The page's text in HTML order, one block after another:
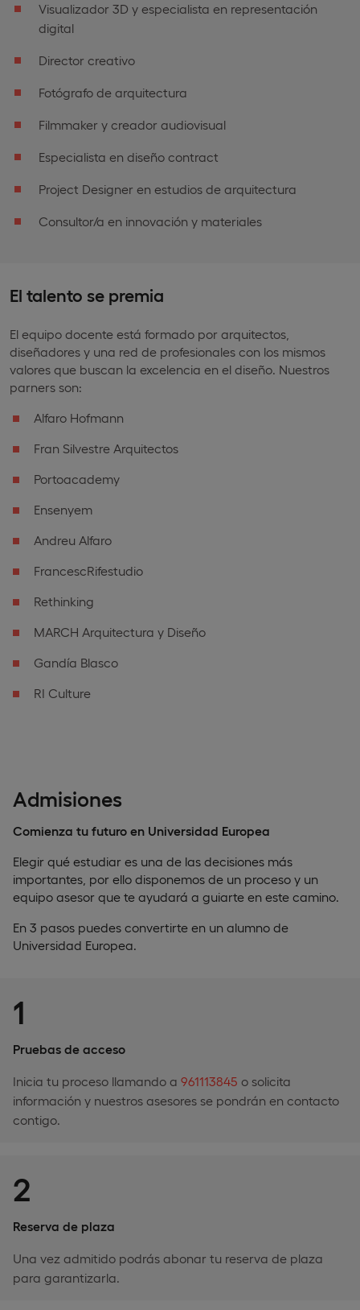
Visualizador 3D y especialista en representación
digital
Director creativo
Fotógrafo de arquitectura
Filmmaker y creador audiovisual
Especialista en diseño contract
Project Designer en estudios de arquitectura
Consultor/a en innovación y materiales
El talento se premia
El equipo docente está formado por arquitectos,
diseñadores y una red de profesionales con los mismos
valores que buscan la excelencia en el diseño. Nuestros
parners son:
Alfaro Hofmann
Fran Silvestre Arquitectos
Portoacademy
Ensenyem
Andreu Alfaro
FrancescRifestudio
Rethinking
MARCH Arquitectura y Diseño
Gandía Blasco
RI Culture
Admisiones
Comienza tu futuro en Universidad Europea
Elegir qué estudiar es una de las decisiones más
importantes, por ello disponemos de un proceso y un
equipo asesor que te ayudará a guiarte en este camino.
En 3 pasos puedes convertirte en un alumno de
Universidad Europea.
1
Pruebas de acceso
Inicia tu proceso llamando a 961113845 o solicita
información y nuestros asesores se pondrán en contacto
contigo.
2
Reserva de plaza
Una vez admitido podrás abonar tu reserva de plaza
para garantizarla.